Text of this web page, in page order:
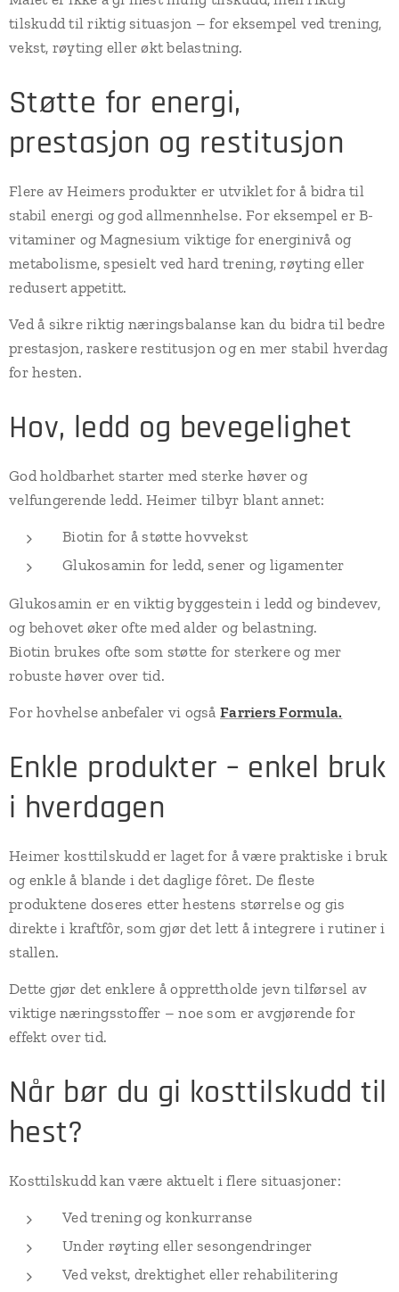
tilskudd til riktig situasjon – for eksempel ved trening,
vekst, røyting eller økt belastning.
Støtte for energi,
prestasjon og restitusjon
Flere av Heimers produkter er utviklet for å bidra til
stabil energi og god allmennhelse. For eksempel er B-
vitaminer og Magnesium viktige for energinivå og
metabolisme, spesielt ved hard trening, røyting eller
redusert appetitt.
Ved å sikre riktig næringsbalanse kan du bidra til bedre
prestasjon, raskere restitusjon og en mer stabil hverdag
for hesten.
Hov, ledd og bevegelighet
God holdbarhet starter med sterke høver og
velfungerende ledd. Heimer tilbyr blant annet:
Biotin for å støtte hovvekst
Glukosamin for ledd, sener og ligamenter
Glukosamin er en viktig byggestein i ledd og bindevev,
og behovet øker ofte med alder og belastning.
Biotin brukes ofte som støtte for sterkere og mer
robuste høver over tid.
For hovhelse anbefaler vi også Farriers Formula.
Enkle produkter – enkel bruk
i hverdagen
Heimer kosttilskudd er laget for å være praktiske i bruk
og enkle å blande i det daglige fôret. De fleste
produktene doseres etter hestens størrelse og gis
direkte i kraftfôr, som gjør det lett å integrere i rutiner i
stallen.
Dette gjør det enklere å opprettholde jevn tilførsel av
viktige næringsstoffer – noe som er avgjørende for
effekt over tid.
Når bør du gi kosttilskudd til
hest?
Kosttilskudd kan være aktuelt i flere situasjoner:
Ved trening og konkurranse
Under røyting eller sesongendringer
Ved vekst, drektighet eller rehabilitering